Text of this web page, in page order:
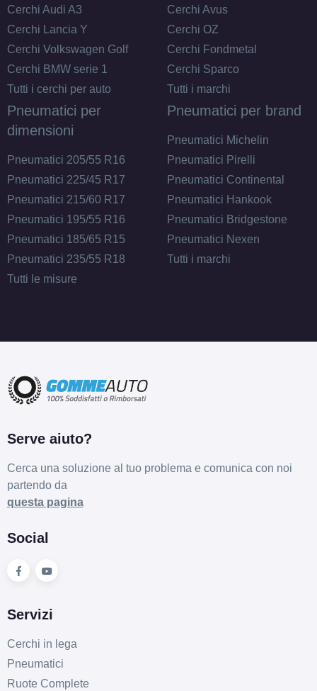
Cerchi Audi A3
Cerchi Lancia Y
Cerchi Volkswagen Golf
Cerchi BMW serie 1
Tutti i cerchi per auto
Cerchi Avus
Cerchi OZ
Cerchi Fondmetal
Cerchi Sparco
Tutti i marchi
Pneumatici per
dimensioni
Pneumatici 205/55 R16
Pneumatici 225/45 R17
Pneumatici 215/60 R17
Pneumatici 195/55 R16
Pneumatici 185/65 R15
Pneumatici 235/55 R18
Tutti le misure
Pneumatici per brand
Pneumatici Michelin
Pneumatici Pirelli
Pneumatici Continental
Pneumatici Hankook
Pneumatici Bridgestone
Pneumatici Nexen
Tutti i marchi
Serve aiuto?
Cerca una soluzione al tuo problema e comunica con noi
partendo da
questa pagina
Social
Servizi
Cerchi in lega
Pneumatici
Ruote Complete